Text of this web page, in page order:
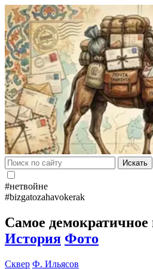
Искать
#нетвойне
#bizgatozahavokerak
Самое демократичное
История Фото
Сквер Ф. Ильясов